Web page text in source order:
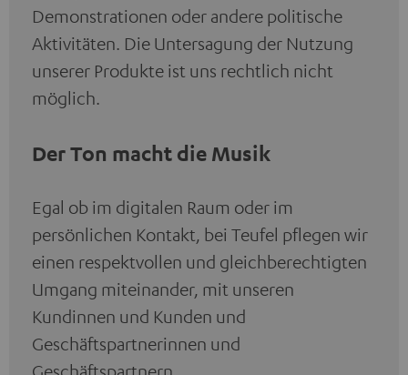
Demonstrationen oder andere politische
Aktivitäten. Die Untersagung der Nutzung
unserer Produkte ist uns rechtlich nicht
möglich.
Der Ton macht die Musik
Egal ob im digitalen Raum oder im
persönlichen Kontakt, bei Teufel pflegen wir
einen respektvollen und gleichberechtigten
Umgang miteinander, mit unseren
Kundinnen und Kunden und
Geschäftspartnerinnen und